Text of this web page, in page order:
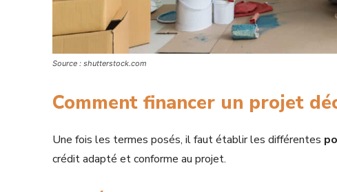
Source : shutterstock.com
Comment financer un projet
Une fois les termes posés, il faut établir les différentes
crédit adapté et conforme au projet.